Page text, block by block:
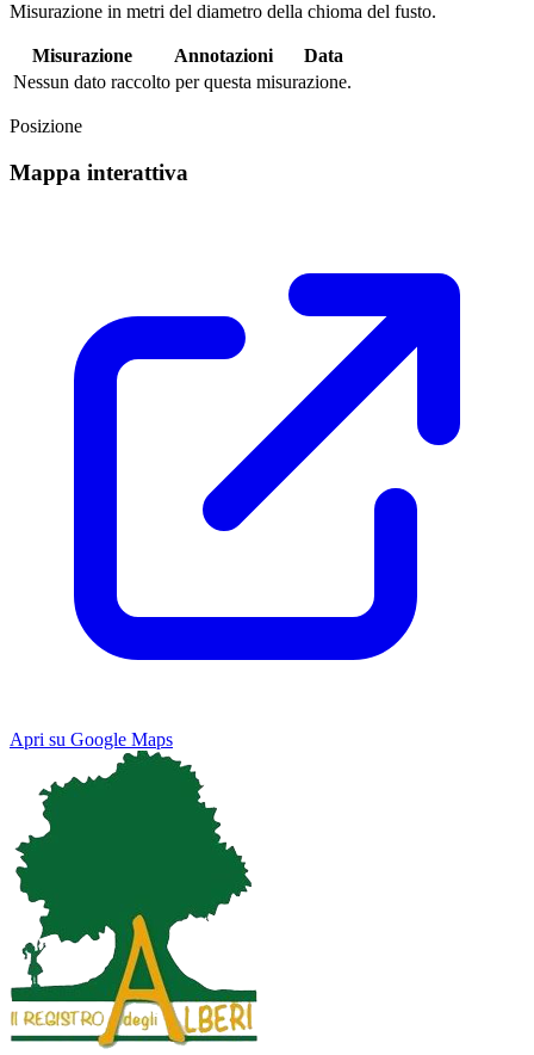
Misurazione in metri del diametro della chioma del fusto.
Misurazione Annotazioni
Data
Nessun dato raccolto per questa misurazione.
Posizione
Mappa interattiva
Apri su Google Maps
Map Satellite
Keyboard shortcuts